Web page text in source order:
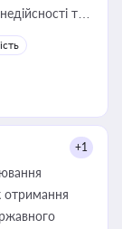
та
влади та
+1
отримання